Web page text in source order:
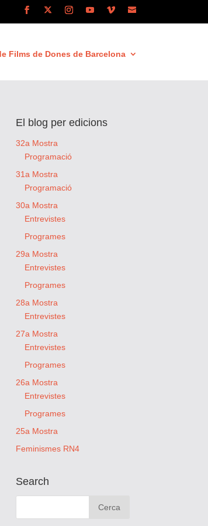
Films de Dones de Barcelona
El blog per edicions
32a Mostra
Programació
31a Mostra
Programació
30a Mostra
Entrevistes
Programes
29a Mostra
Entrevistes
Programes
28a Mostra
Entrevistes
27a Mostra
Entrevistes
Programes
26a Mostra
Entrevistes
Programes
25a Mostra
Feminismes RN4
Search